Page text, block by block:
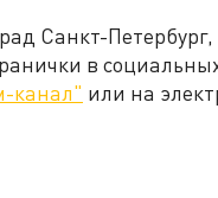
Санкт-
в
канал" или на